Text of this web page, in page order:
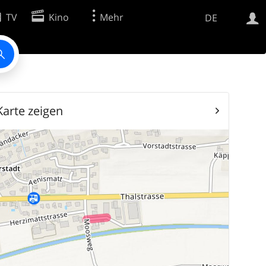
DE
TV Kino Mehr
zeigen